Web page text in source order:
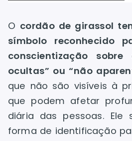
O cordão de girassol
símbolo reconhecido
conscientização sobre
ocultas” ou “não
que não são visíveis à
que podem afetar
diária das pessoas. Ele
forma de identificação